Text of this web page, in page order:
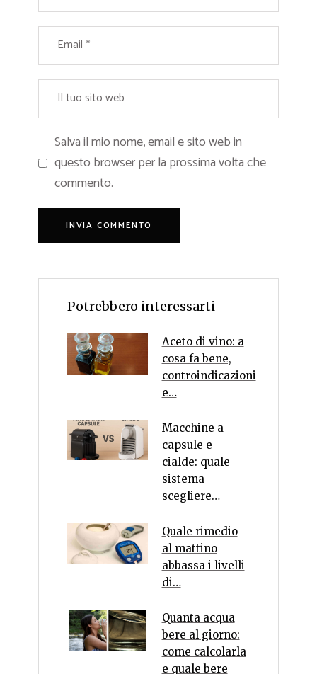
Salva il mio nome, email e sito web in
questo browser per la prossima volta che
commento.
Potrebbero interessarti
Aceto di vino: a
cosa fa bene,
controindicazioni
e…
Macchine a
capsule e
cialde: quale
sistema
scegliere…
Quale rimedio
al mattino
abbassa i livelli
di…
Quanta acqua
bere al giorno:
come calcolarla
e quale bere